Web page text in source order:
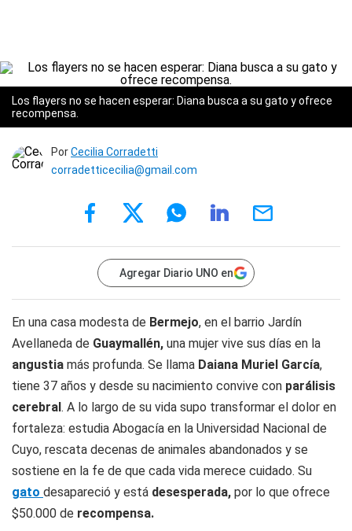
Los flayers no se hacen esperar: Diana busca a su gato y ofrece
recompensa.
PorCecilia Corradetti
corradetticecilia@gmail.com
Agregar Diario UNO en
En una casa modesta de Bermejo, en el barrio Jardín
Avellaneda de Guaymallén, una mujer vive sus días en la
angustia más profunda. Se llama Daiana Muriel García,
tiene 37 años y desde su nacimiento convive con parálisis
cerebral. A lo largo de su vida supo transformar el dolor en
fortaleza: estudia Abogacía en la Universidad Nacional de
Cuyo, rescata decenas de animales abandonados y se
sostiene en la fe de que cada vida merece cuidado. Su
gato desapareció y está desesperada, por lo que ofrece
$50.000 de recompensa.